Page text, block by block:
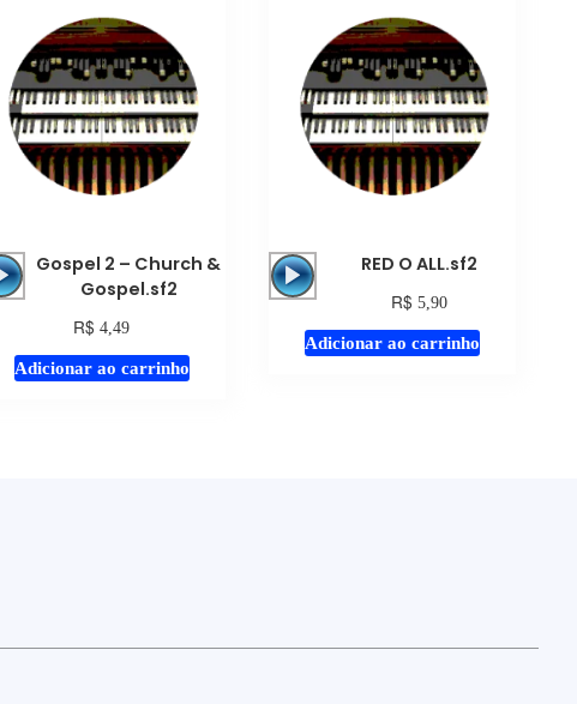
Tocador
de
Gospel 2 – Church &
Gospel.sf2
R$ 4,49
Adicionar ao carrinho
Tocador
áudio
RED O ALL.sf2
R$ 5,90
Adicionar ao carrinho